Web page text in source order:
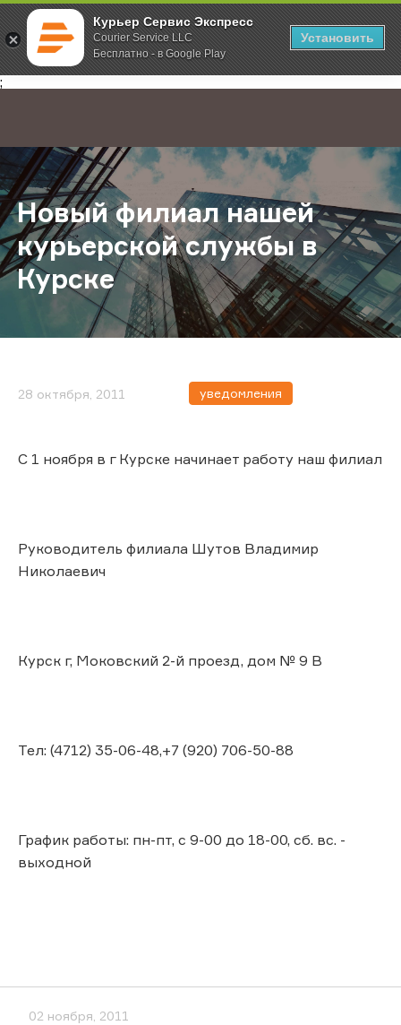
Курьер Сервис Экспресс
Courier Service LLC
Бесплатно - в Google Play
Установить
;
Главная О компании Новости Новый филиал нашей курьерской
Новый филиал нашей
курьерской службы в
Курске
28 октября, 2011 уведомления
С 1 ноября в г Курске начинает работу наш филиал
Руководитель филиала Шутов Владимир
Николаевич
Курск г, Моковский 2-й проезд, дом № 9 В
Тел: (4712) 35-06-48,+7 (920) 706-50-88
График работы: пн-пт, с 9-00 до 18-00, сб. вс. -
выходной
02 ноября, 2011